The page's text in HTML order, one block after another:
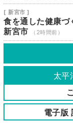
[ 新宮市 ]
食を通した健康
新宮市
（2時間前）
太平
電子版